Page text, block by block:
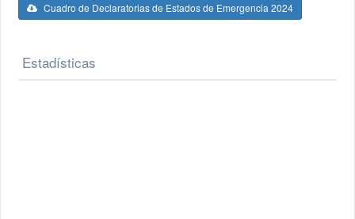
Cuadro de Declaratorias de Estados de Emergencia 2024
Estadísticas